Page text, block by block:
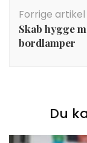
Forrige artikel
Skab hygge
bordlamper
Du